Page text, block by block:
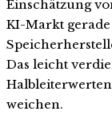
Einschätzung
KI-Markt
Das leicht
weichen.